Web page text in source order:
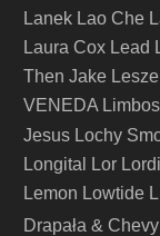
Lanek Lao Che
Laura Cox Lead
Then Jake
VENEDA
Jesus Lochy
Longital Lor Lordi
Lemon Lowtide
Drapała & Chevy